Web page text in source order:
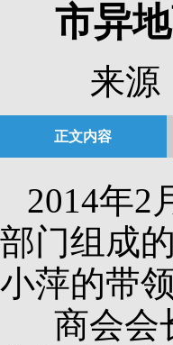
市异
来源
正文内容
2014年2
部门组成
小萍的带
商会会